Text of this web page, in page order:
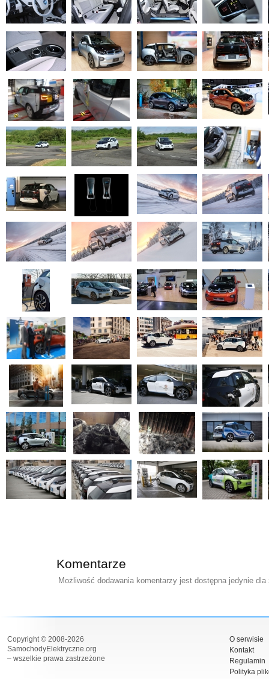
Komentarze
Możliwość dodawania komentarzy jest dostępna jedynie
Copyright © 2008-2026
SamochodyElektryczne.org
– wszelkie prawa zastrzeżone
O serwisie
Kontakt
Regulamin
Polityka